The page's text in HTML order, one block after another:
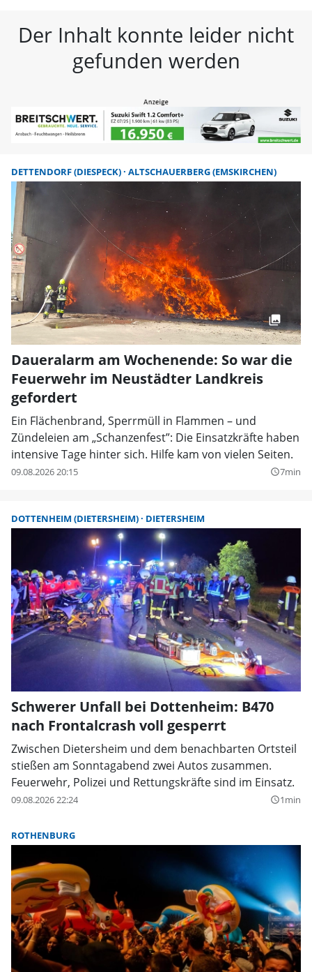
Der Inhalt konnte leider nicht
gefunden werden
DETTENDORF (DIESPECK) ALTSCHAUERBERG (EMSKIRCHEN)
Daueralarm am Wochenende: So war die
Feuerwehr im Neustädter Landkreis
gefordert
Ein Flächenbrand, Sperrmüll in Flammen – und
Zündeleien am „Schanzenfest”: Die Einsatzkräfte haben
intensive Tage hinter sich. Hilfe kam von vielen Seiten.
09.08.2026 20:15 query_builder7min
DOTTENHEIM (DIETERSHEIM) DIETERSHEIM
Schwerer Unfall bei Dottenheim: B470
nach Frontalcrash voll gesperrt
Zwischen Dietersheim und dem benachbarten Ortsteil
stießen am Sonntagabend zwei Autos zusammen.
Feuerwehr, Polizei und Rettungskräfte sind im Einsatz.
09.08.2026 22:24 query_builder1min
ROTHENBURG